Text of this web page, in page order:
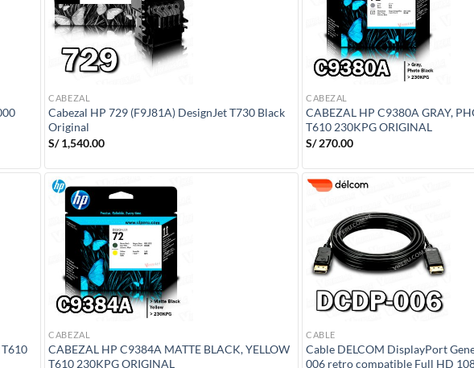
CABEZAL
Cabezal HP 729 (F9J81A) DesignJet T730 Black
Original
S/1,540.00
CABEZAL
CABEZAL HP C9380A GRAY,
T610 230KPG ORIGINAL
S/270.00
CABEZAL
CABEZAL HP C9384A MATTE BLACK, YELLOW
T610 230KPG ORIGINAL
CABLE
Cable DELCOM DisplayPort
006 retro compatible Full HD